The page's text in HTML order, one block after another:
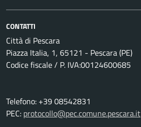
CONTATTI
Città di Pescara
Piazza Italia, 1, 65121 - Pescara (PE)
Codice fiscale / P. IVA:00124600685
Telefono: +39 08542831
PEC: protocollo@pec.comune.pescara.it